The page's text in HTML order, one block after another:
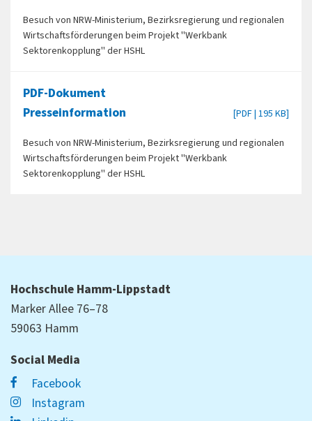
Besuch von NRW-Ministerium, Bezirksregierung und regionalen
Wirtschaftsförderungen beim Projekt "Werkbank
Sektorenkopplung" der HSHL
PDF-Dokument
Presseinformation
[PDF | 195 KB]
Besuch von NRW-Ministerium, Bezirksregierung und regionalen
Wirtschaftsförderungen beim Projekt "Werkbank
Sektorenkopplung" der HSHL
Hochschule Hamm-Lippstadt
Marker Allee 76–78
59063 Hamm
Social Media
Facebook
Instagram